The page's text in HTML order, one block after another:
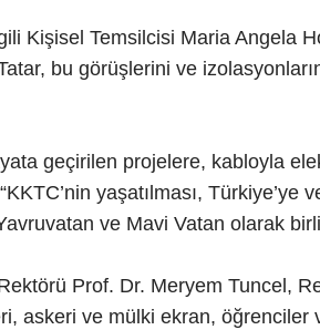
Kişisel Temsilcisi Maria Angela
bu görüşlerini ve
geçirilen projelere, kabloyla
yaşatılması, Türkiye’ye
ve Mavi Vatan olarak
Prof. Dr. Meryem Tuncel,
askeri ve mülki ekran, öğrenciler